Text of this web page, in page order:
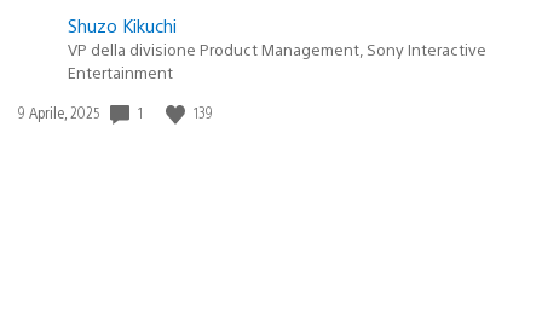
Shuzo Kikuchi
VP della divisione Product Management, Sony Interactive
Entertainment
Data
9 Aprile, 2025 1 139